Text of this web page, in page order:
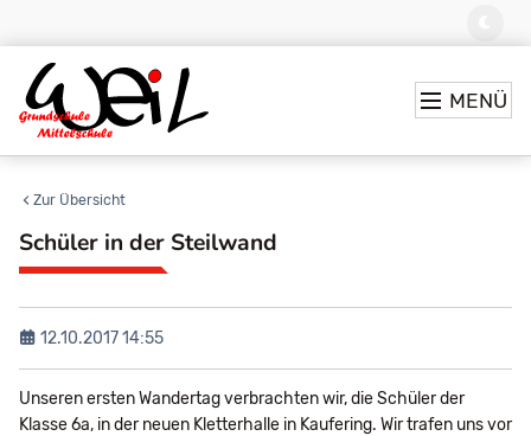
MENÜ
Schüler in der Steilwand
12.10.2017 14:55
Unseren ersten Wandertag verbrachten wir, die Schüler der
Klasse 6a, in der neuen Kletterhalle in Kaufering. Wir trafen uns vor
Zur Übersicht